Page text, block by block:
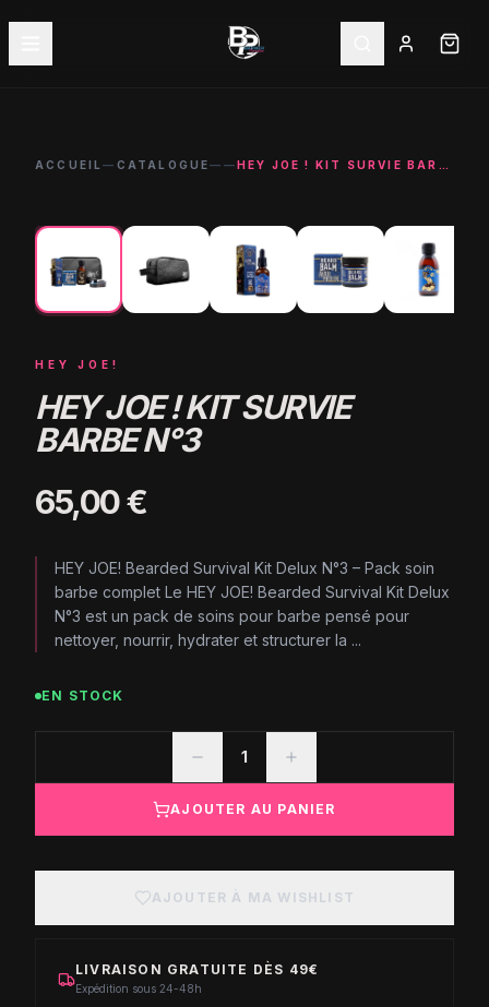
ACCUEIL— CATALOGUE— — HEY JOE ! KIT SURVIE BARBE N°3
HEY JOE!
HEY JOE ! KIT SURVIE
BARBE N°3
65,00 €
HEY JOE! Bearded Survival Kit Delux N°3 – Pack soin
barbe complet Le HEY JOE! Bearded Survival Kit Delux
N°3 est un pack de soins pour barbe pensé pour
nettoyer, nourrir, hydrater et structurer la ...
EN STOCK
1
AJOUTER AU PANIER
AJOUTER À MA WISHLIST
LIVRAISON GRATUITE DÈS 49€
Expédition sous 24-48h